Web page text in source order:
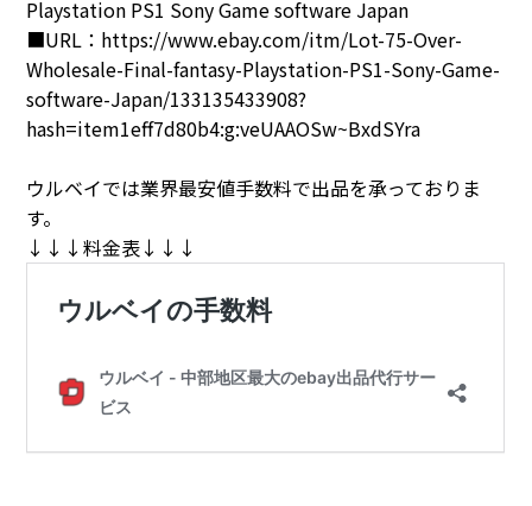
Playstation PS1 Sony Game software Japan
■URL：https://www.ebay.com/itm/Lot-75-Over-
Wholesale-Final-fantasy-Playstation-PS1-Sony-Game-
software-Japan/133135433908?
hash=item1eff7d80b4:g:veUAAOSw~BxdSYra
ウルベイでは業界最安値手数料で出品を承っておりま
す。
↓↓↓料金表↓↓↓